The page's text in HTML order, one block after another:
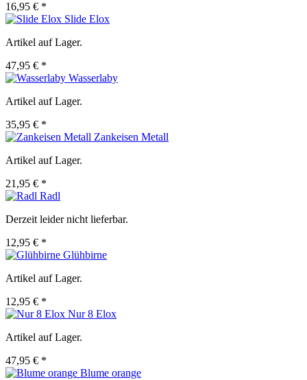
16,95 € *
Slide Elox
Artikel auf Lager.
47,95 € *
Wasserlaby
Artikel auf Lager.
35,95 € *
Zankeisen Metall
Artikel auf Lager.
21,95 € *
Radl
Derzeit leider nicht lieferbar.
12,95 € *
Glühbirne
Artikel auf Lager.
12,95 € *
Nur 8 Elox
Artikel auf Lager.
47,95 € *
Blume orange